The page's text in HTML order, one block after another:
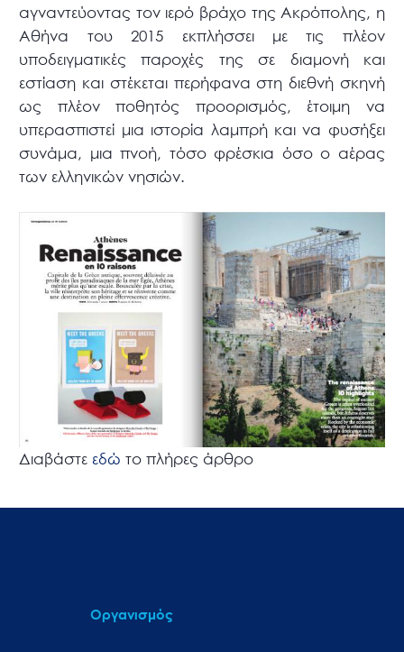
αγναντεύοντας τον ιερό βράχο της Ακρόπολης, η
Αθήνα του 2015 εκπλήσσει με τις πλέον
υποδειγματικές παροχές της σε διαμονή και
εστίαση και στέκεται περήφανα στη διεθνή σκηνή
ως πλέον ποθητός προορισμός, έτοιμη να
υπερασπιστεί μια ιστορία λαμπρή και να φυσήξει
συνάμα, μια πνοή, τόσο φρέσκια όσο ο αέρας
των ελληνικών νησιών.
Διαβάστεεδώτο πλήρες άρθρο
Οργανισμός